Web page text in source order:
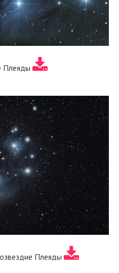
Плеяды
Плеяды